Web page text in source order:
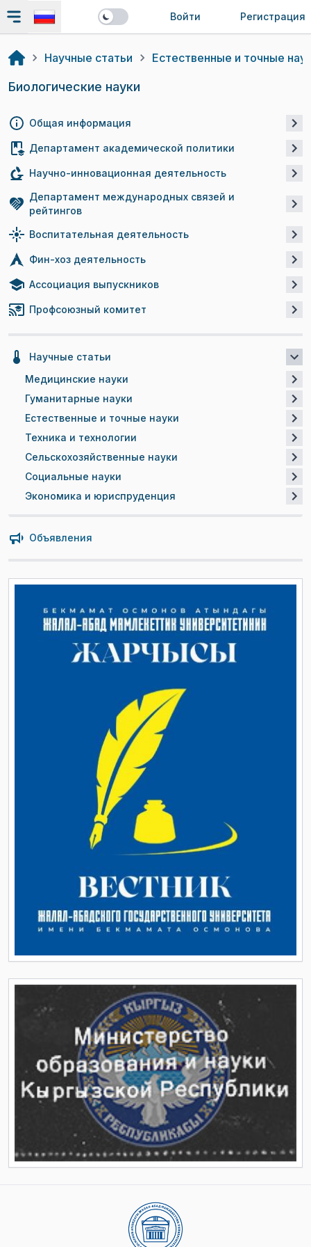
Войти Регистрация
Общая информация
Департамент академической политики
Научно-инновационная деятельность
Департамент международных связей и
рейтингов
Воспитательная деятельность
Фин-хоз деятельность
Ассоциация выпускников
Профсоюзный комитет
Научные статьи
Медицинские науки
Гуманитарные науки
Естественные и точные науки
Техника и технологии
Сельскохозяйственные науки
Социальные науки
Экономика и юриспруденция
Объявления
Научные статьи Естественные и точные
Биологические науки